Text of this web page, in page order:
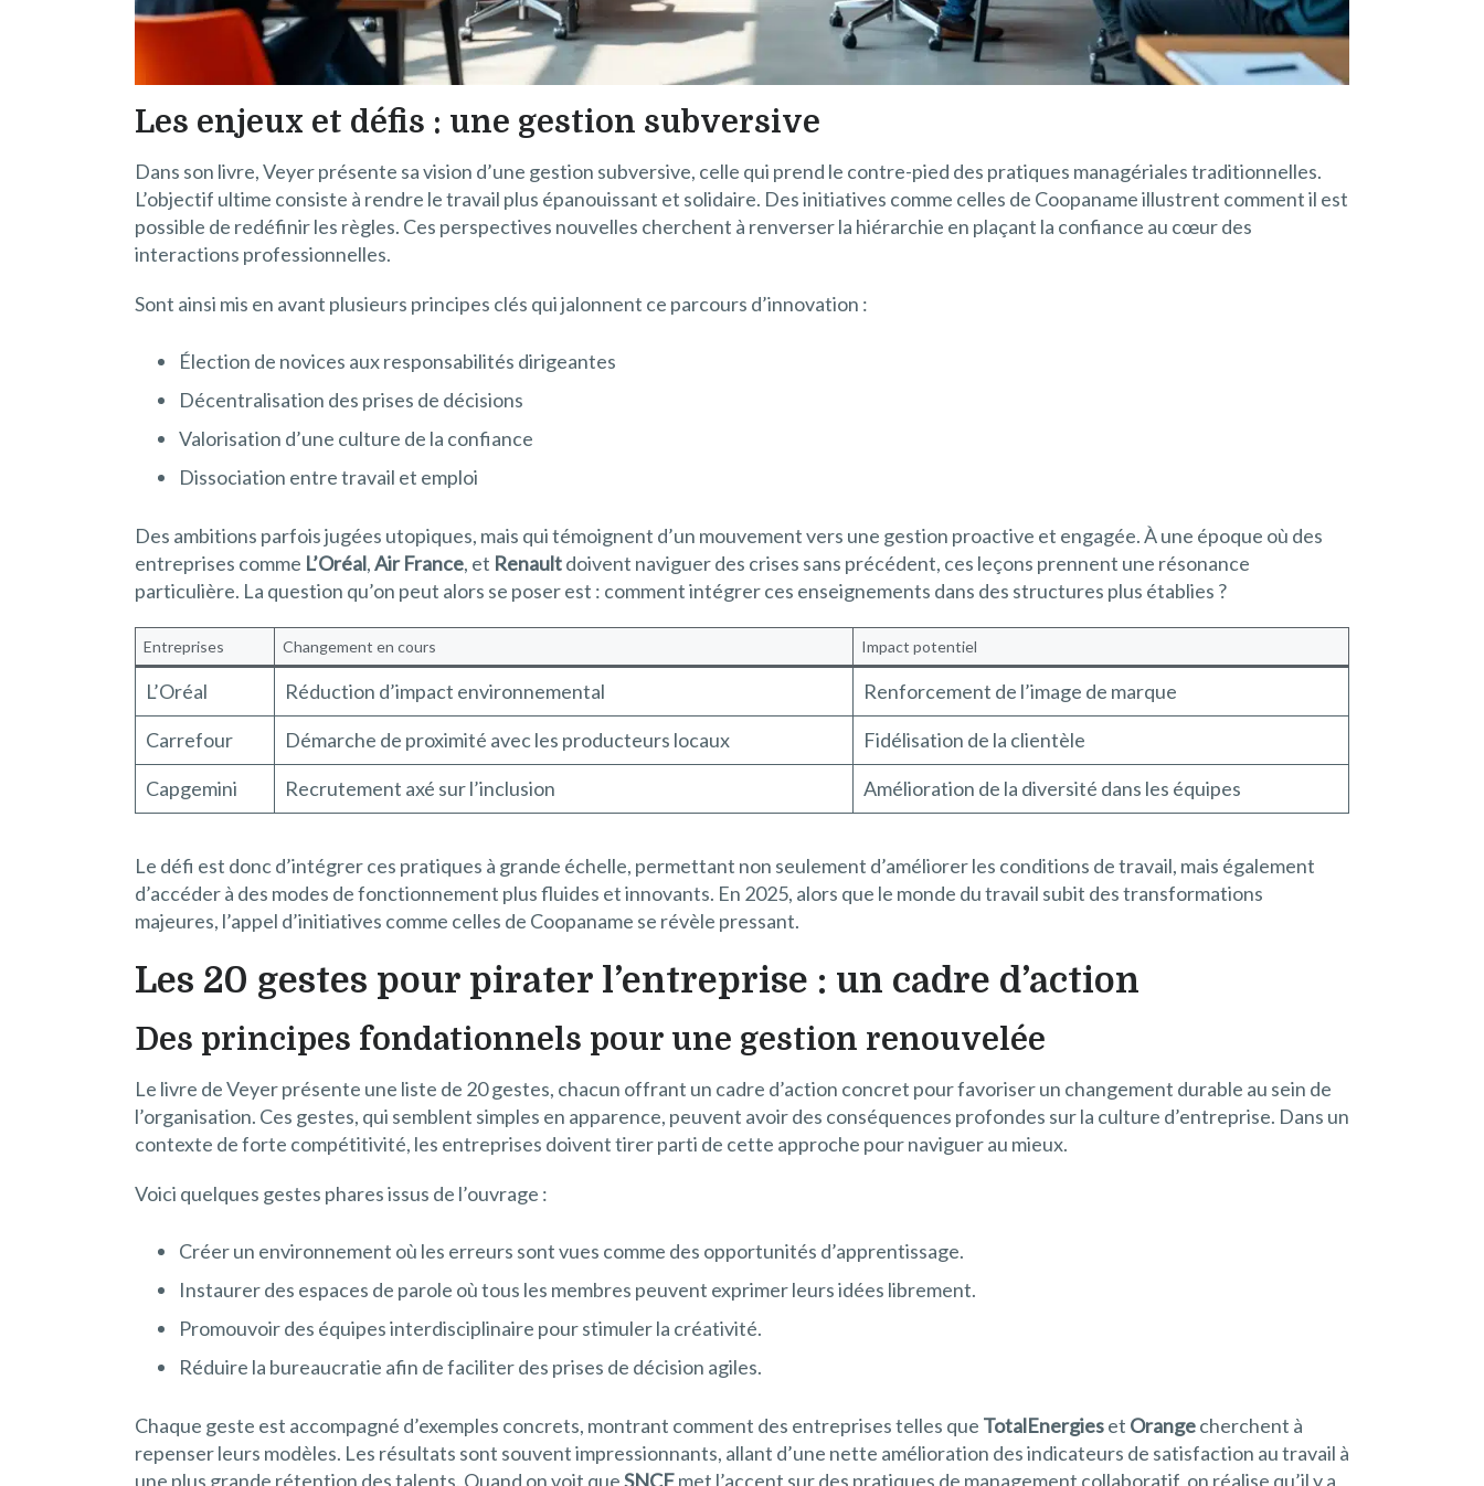
Les enjeux et défis : une gestion subversive
Dans son livre, Veyer présente sa vision d’une gestion subversive, celle qui prend le contre-pied des pratiques managériales traditionnelles.
L’objectif ultime consiste à rendre le travail plus épanouissant et solidaire. Des initiatives comme celles de Coopaname illustrent comment il est
possible de redéfinir les règles. Ces perspectives nouvelles cherchent à renverser la hiérarchie en plaçant la confiance au cœur des
interactions professionnelles.
Sont ainsi mis en avant plusieurs principes clés qui jalonnent ce parcours d’innovation :
Élection de novices aux responsabilités dirigeantes
Décentralisation des prises de décisions
Valorisation d’une culture de la confiance
Dissociation entre travail et emploi
Des ambitions parfois jugées utopiques, mais qui témoignent d’un mouvement vers une gestion proactive et engagée. À une époque où des
entreprises comme L’Oréal,Air France, et Renaultdoivent naviguer des crises sans précédent, ces leçons prennent une résonance
particulière. La question qu’on peut alors se poser est : comment intégrer ces enseignements dans des structures plus établies ?
Entreprises Changement en cours Impact potentiel
L’Oréal Réduction d’impact environnemental
Renforcement de l’image de marque
Carrefour
Démarche de proximité avec les producteurs locaux
Fidélisation de la clientèle
Capgemini
Recrutement axé sur l’inclusion Amélioration de la diversité dans les équipes
Le défi est donc d’intégrer ces pratiques à grande échelle, permettant non seulement d’améliorer les conditions de travail, mais également
d’accéder à des modes de fonctionnement plus fluides et innovants. En 2025, alors que le monde du travail subit des transformations
majeures, l’appel d’initiatives comme celles de Coopaname se révèle pressant.
Les 20 gestes pour pirater l’entreprise : un cadre d’action
Des principes fondationnels pour une gestion renouvelée
Le livre de Veyer présente une liste de 20 gestes, chacun offrant un cadre d’action concret pour favoriser un changement durable au sein de
l’organisation. Ces gestes, qui semblent simples en apparence, peuvent avoir des conséquences profondes sur la culture d’entreprise. Dans un
contexte de forte compétitivité, les entreprises doivent tirer parti de cette approche pour naviguer au mieux.
Voici quelques gestes phares issus de l’ouvrage :
Créer un environnement où les erreurs sont vues comme des opportunités d’apprentissage.
Instaurer des espaces de parole où tous les membres peuvent exprimer leurs idées librement.
Promouvoir des équipes interdisciplinaire pour stimuler la créativité.
Réduire la bureaucratie afin de faciliter des prises de décision agiles.
Chaque geste est accompagné d’exemples concrets, montrant comment des entreprises telles que TotalEnergieset Orangecherchent à
repenser leurs modèles. Les résultats sont souvent impressionnants, allant d’une nette amélioration des indicateurs de satisfaction au travail à
une plus grande rétention des talents. Quand on voit queSNCFmet l’accent sur des pratiques de management collaboratif, on réalise qu’il y a